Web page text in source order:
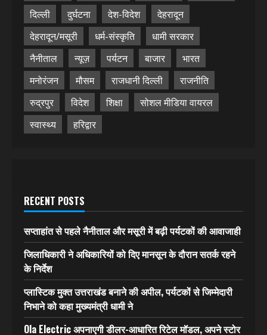
दिल्ली
दुर्घटना देश-विदेश
देहरादून
देहरादून/मसूरी
धर्म-संस्कृति
धामी सरकार
नैनीताल
न्यूज़ पर्यटन बाजार
भारत
मनोरंजन
मौसम राजधानी दिल्ली
राजनीति
रुद्रपुर
विदेश शिक्षा
सोशल मीडिया वायरल
स्वास्थ्य
हरिद्वार
RECENT POSTS
सप्ताहांत से पहले नैनीताल और मसूरी में बढ़ी पर्यटकों की आवाजाही
जिलाधिकारी ने अधिकारियों को दिए मानसून के दौरान सतर्क रहने
के निर्देश
प्लास्टिक मुक्त उत्तराखंड बनाने की अपील, पर्यटकों से जिम्मेदारी
निभाने को कहा मुख्यमंत्री धामी ने
Ola Electric अपनाएगी डीलर-आधारित रिटेल मॉडल, अपने स्टोर